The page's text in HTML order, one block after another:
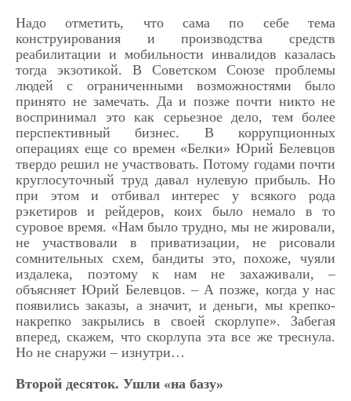
Надо отметить, что сама по себе тема
конструирования и производства средств
реабилитации и мобильности инвалидов казалась
тогда экзотикой. В Советском Союзе проблемы
людей с ограниченными возможностями было
принято не замечать. Да и позже почти никто не
воспринимал это как серьезное дело, тем более
перспективный бизнес. В коррупционных
операциях еще со времен «Белки» Юрий Белевцов
твердо решил не участвовать. Потому годами почти
круглосуточный труд давал нулевую прибыль. Но
при этом и отбивал интерес у всякого рода
рэкетиров и рейдеров, коих было немало в то
суровое время. «Нам было трудно, мы не жировали,
не участвовали в приватизации, не рисовали
сомнительных схем, бандиты это, похоже, чуяли
издалека, поэтому к нам не захаживали, –
объясняет Юрий Белевцов. – А позже, когда у нас
появились заказы, а значит, и деньги, мы крепко-
накрепко закрылись в своей скорлупе». Забегая
вперед, скажем, что скорлупа эта все же треснула.
Но не снаружи – изнутри…
Второй десяток. Ушли «на базу»